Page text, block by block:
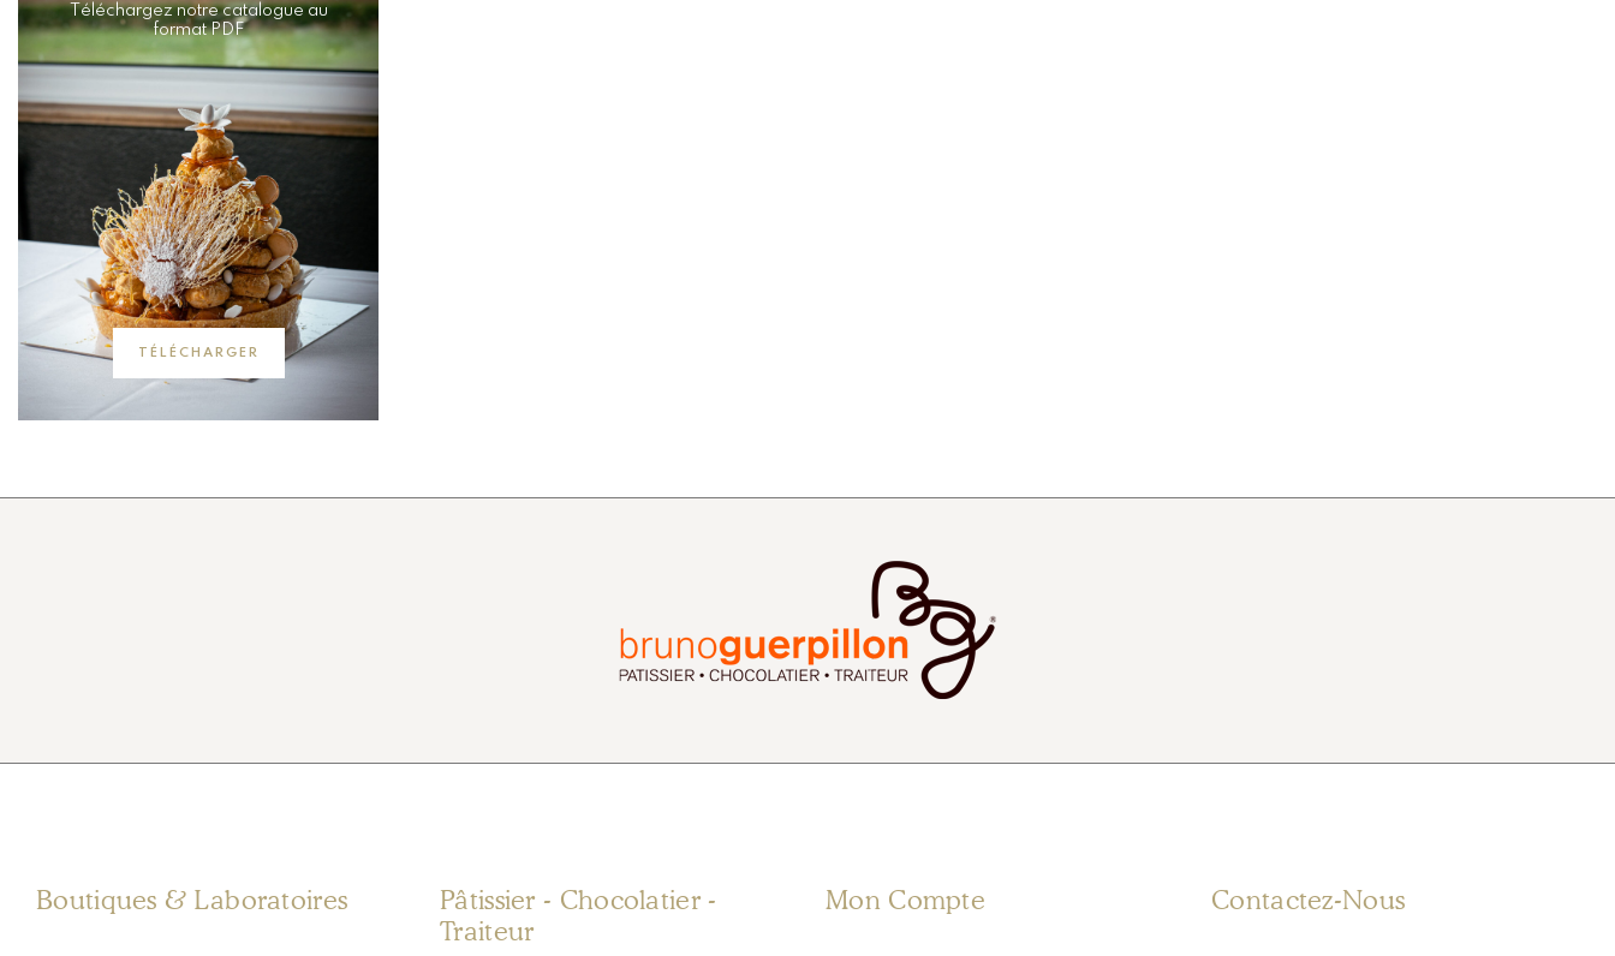
Téléchargez notre catalogue au
format PDF
TÉLÉCHARGER
Boutiques & Laboratoires
Pâtissier - Chocolatier -
Traiteur
Mon Compte Contactez-Nous